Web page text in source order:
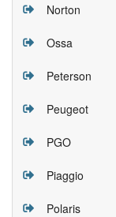
Norton
Ossa
Peterson
Peugeot
PGO
Piaggio
Polaris